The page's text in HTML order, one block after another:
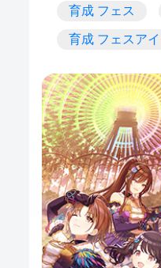
育成 フェス
育成 フェスア